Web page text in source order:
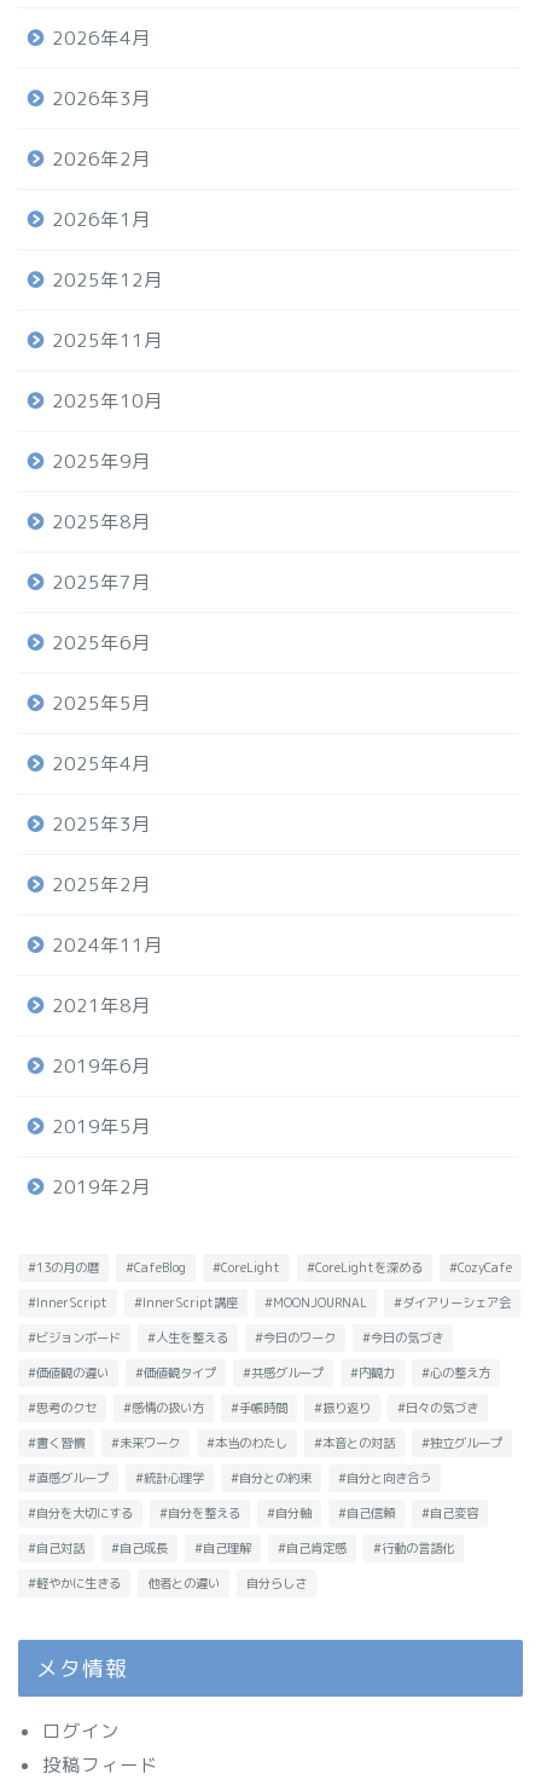
2026年4月
2026年3月
2026年2月
2026年1月
2025年12月
2025年11月
2025年10月
2025年9月
2025年8月
2025年7月
2025年6月
2025年5月
2025年4月
2025年3月
2025年2月
2024年11月
2021年8月
2019年6月
2019年5月
2019年2月
#13の月の暦 #CafeBlog #CoreLight #CoreLightを深める #CozyCafe
#InnerScript #InnerScript講座 #MOONJOURNAL #ダイアリーシェア会
#ビジョンボード #人生を整える #今日のワーク #今日の気づき
#価値観の違い #価値観タイプ #共感グループ #内観力 #心の整え方
#思考のクセ #感情の扱い方 #手帳時間 #振り返り #日々の気づき
#書く習慣 #未来ワーク #本当のわたし #本音との対話 #独立グループ
#直感グループ #統計心理学 #自分との約束 #自分と向き合う
#自分を大切にする #自分を整える #自分軸 #自己信頼 #自己変容
#自己対話 #自己成長 #自己理解 #自己肯定感 #行動の言語化
#軽やかに生きる 他者との違い 自分らしさ
メタ情報
ログイン
投稿フィード